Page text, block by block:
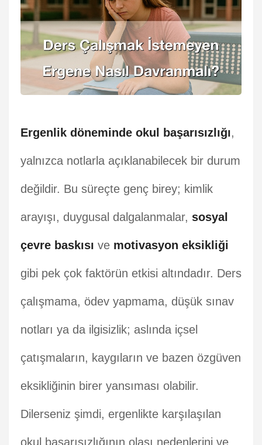
Ergenlik döneminde okul başarısızlığı,
yalnızca notlarla açıklanabilecek bir durum
değildir. Bu süreçte genç birey; kimlik
arayışı, duygusal dalgalanmalar, sosyal
çevre baskısı ve motivasyon eksikliği
gibi pek çok faktörün etkisi altındadır. Ders
çalışmama, ödev yapmama, düşük sınav
notları ya da ilgisizlik; aslında içsel
çatışmaların, kaygıların ve bazen özgüven
eksikliğinin birer yansıması olabilir.
Dilerseniz şimdi, ergenlikte karşılaşılan
okul başarısızlığının olası nedenlerini ve